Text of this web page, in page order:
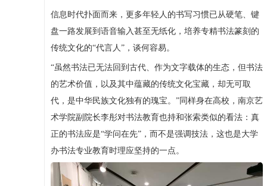
信息时代扑面而来，更多年轻人的书写习惯已从硬笔、键
盘一路发展到语音输入甚至无纸化，培养专精书法篆刻的
传统文化的“代言人”，谈何容易。
“虽然书法已无法回到古代、作为文字载体的生态，但书法
的艺术价值，以及其中蕴藏的传统文化宝藏，却无可取
代，是中华民族文化独有的瑰宝。”同样身在高校，南京艺
术学院副院长李彤对书法教育也持和张索类似的看法：真
正的书法应是“学问在先”，而不是强调技法，这也是大学
办书法专业教育时理应坚持的一点。